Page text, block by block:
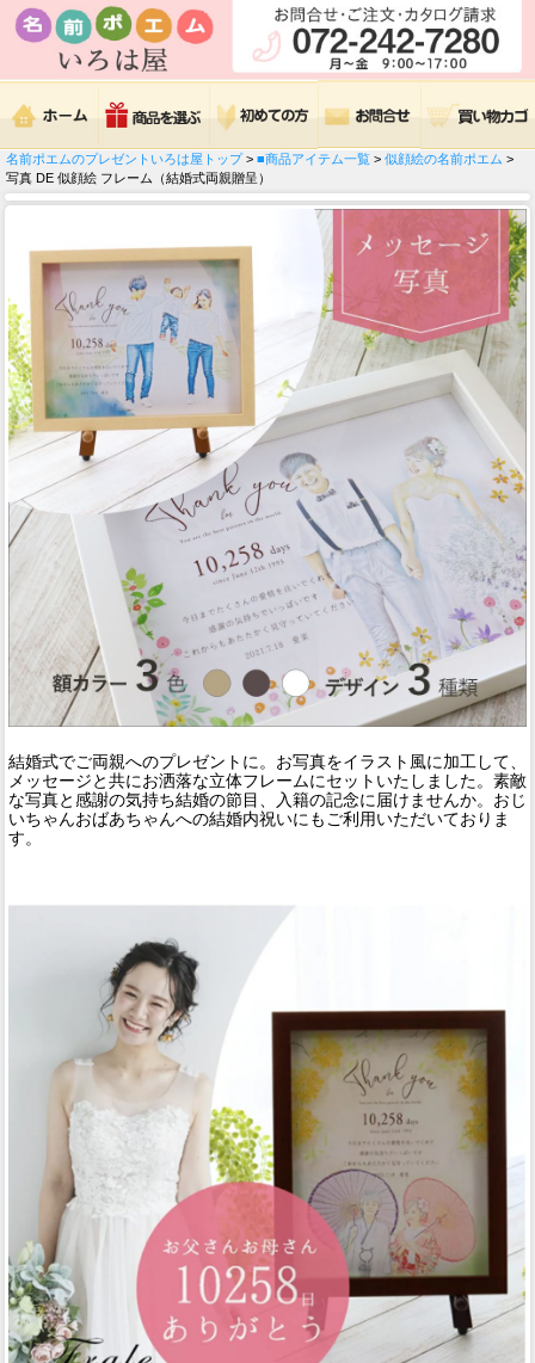
名前ポエムのプレゼントいろは屋トップ> ■商品アイテム一覧 > 似顔絵の名前ポエム >
写真 DE 似顔絵 フレーム（結婚式両親贈呈）
結婚式でご両親へのプレゼントに。お写真をイラスト風に加工して、
メッセージと共にお洒落な立体フレームにセットいたしました。素敵
な写真と感謝の気持ち結婚の節目、入籍の記念に届けませんか。おじ
いちゃんおばあちゃんへの結婚内祝いにもご利用いただいておりま
す。